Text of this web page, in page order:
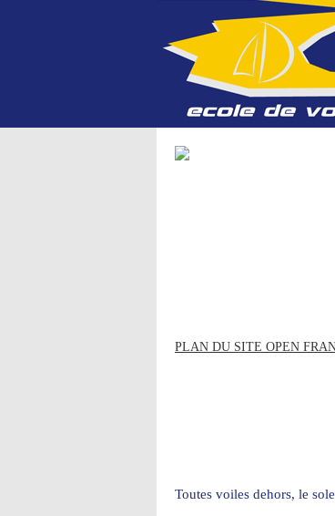
PLAN DU SITE OPEN
Toutes voiles dehors, le